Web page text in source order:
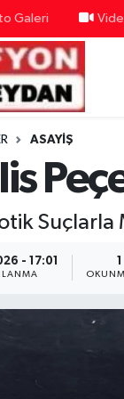
Galeri
ASAYIŞ
- 17:01
Durumu ve Fikstür